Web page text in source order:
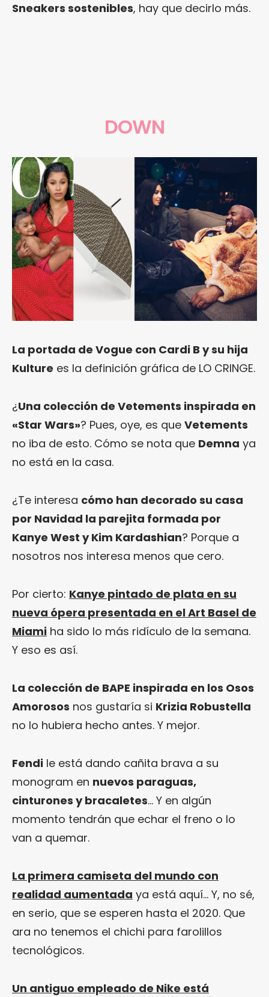
Sneakers sostenibles, hay que decirlo más.
DOWN
La portada de Vogue con Cardi B y su hija
Kulture es la definición gráfica de LO CRINGE.
¿Una colección de Vetements inspirada en
«Star Wars»? Pues, oye, es que Vetements
no iba de esto. Cómo se nota que Demna ya
no está en la casa.
¿Te interesa cómo han decorado su casa
por Navidad la parejita formada por
Kanye West y Kim Kardashian? Porque a
nosotros nos interesa menos que cero.
Por cierto: Kanye pintado de plata en su
nueva ópera presentada en el Art Basel de
Miami ha sido lo más ridículo de la semana.
Y eso es así.
La colección de BAPE inspirada en los Osos
Amorosos nos gustaría si Krizia Robustella
no lo hubiera hecho antes. Y mejor.
Fendi le está dando cañita brava a su
monogram en nuevos paraguas,
cinturones y bracaletes… Y en algún
momento tendrán que echar el freno o lo
van a quemar.
La primera camiseta del mundo con
realidad aumentada ya está aquí… Y, no sé,
en serio, que se esperen hasta el 2020. Que
ara no tenemos el chichi para farolillos
tecnológicos.
Un antiguo empleado de Nike está